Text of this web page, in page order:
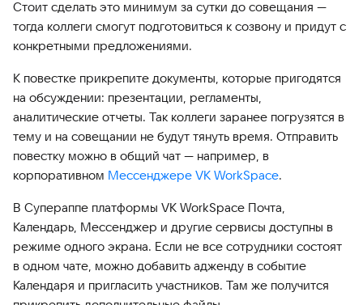
Стоит сделать это минимум за сутки до совещания —
тогда коллеги смогут подготовиться к созвону и придут с
конкретными предложениями.
К повестке прикрепите документы, которые пригодятся
на обсуждении: презентации, регламенты,
аналитические отчеты. Так коллеги заранее погрузятся в
тему и на совещании не будут тянуть время. Отправить
повестку можно в общий чат — например, в
корпоративном Мессенджере VK WorkSpace.
В Супераппе платформы VK WorkSpace Почта,
Календарь, Мессенджер и другие сервисы доступны в
режиме одного экрана. Если не все сотрудники состоят
в одном чате, можно добавить адженду в событие
Календаря и пригласить участников. Там же получится